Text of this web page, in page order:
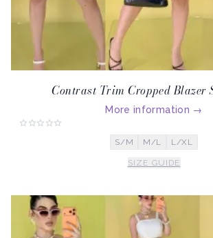
Contrast Trim Cropped Blazer
More information →
S/M M/L L/XL
SIZE GUIDE